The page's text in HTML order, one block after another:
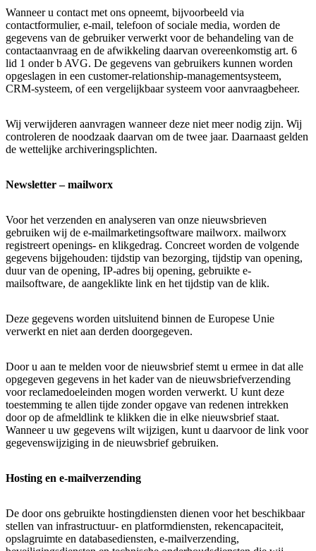
Wanneer u contact met ons opneemt, bijvoorbeeld via
contactformulier, e-mail, telefoon of sociale media, worden de
gegevens van de gebruiker verwerkt voor de behandeling van de
contactaanvraag en de afwikkeling daarvan overeenkomstig art. 6
lid 1 onder b AVG. De gegevens van gebruikers kunnen worden
opgeslagen in een customer-relationship-managementsysteem,
CRM-systeem, of een vergelijkbaar systeem voor aanvraagbeheer.
Wij verwijderen aanvragen wanneer deze niet meer nodig zijn. Wij
controleren de noodzaak daarvan om de twee jaar. Daarnaast gelden
de wettelijke archiveringsplichten.
Newsletter – mailworx
Voor het verzenden en analyseren van onze nieuwsbrieven
gebruiken wij de e-mailmarketingsoftware mailworx. mailworx
registreert openings- en klikgedrag. Concreet worden de volgende
gegevens bijgehouden: tijdstip van bezorging, tijdstip van opening,
duur van de opening, IP-adres bij opening, gebruikte e-
mailsoftware, de aangeklikte link en het tijdstip van de klik.
Deze gegevens worden uitsluitend binnen de Europese Unie
verwerkt en niet aan derden doorgegeven.
Door u aan te melden voor de nieuwsbrief stemt u ermee in dat alle
opgegeven gegevens in het kader van de nieuwsbriefverzending
voor reclamedoeleinden mogen worden verwerkt. U kunt deze
toestemming te allen tijde zonder opgave van redenen intrekken
door op de afmeldlink te klikken die in elke nieuwsbrief staat.
Wanneer u uw gegevens wilt wijzigen, kunt u daarvoor de link voor
gegevenswijziging in de nieuwsbrief gebruiken.
Hosting en e-mailverzending
De door ons gebruikte hostingdiensten dienen voor het beschikbaar
stellen van infrastructuur- en platformdiensten, rekencapaciteit,
opslagruimte en databasediensten, e-mailverzending,